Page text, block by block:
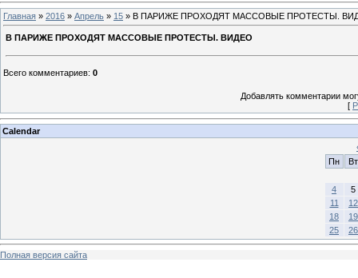
Главная » 2016 » Апрель » 15 » В ПАРИЖЕ ПРОХОДЯТ МАССОВЫЕ ПРОТЕСТЫ.
В ПАРИЖЕ ПРОХОДЯТ МАССОВЫЕ ПРОТЕСТЫ. ВИДЕО
Всего комментариев: 0
Добавлять комментарии
[
Calendar
Пн
Вт
4
5
11
12
18
19
25
26
Полная версия сайта